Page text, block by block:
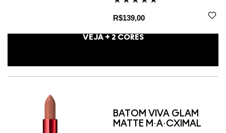
R$139,00
VEJA + 2 CORES
BATOM VIVA GLAM
MATTE M·A·CXIMAL